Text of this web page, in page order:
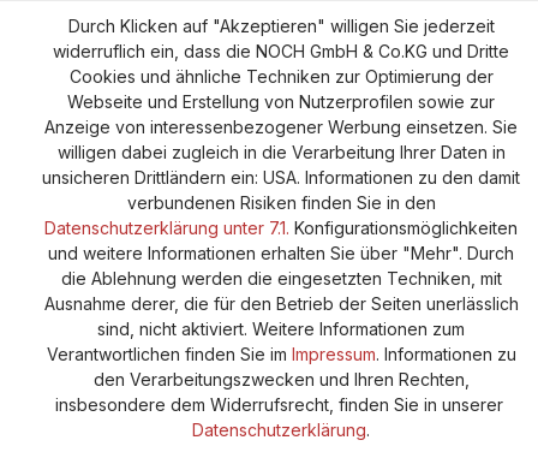
Durch Klicken auf "Akzeptieren" willigen Sie jederzeit
widerruflich ein, dass die NOCH GmbH & Co.KG und Dritte
Cookies und ähnliche Techniken zur Optimierung der
Webseite und Erstellung von Nutzerprofilen sowie zur
Anzeige von interessenbezogener Werbung einsetzen. Sie
willigen dabei zugleich in die Verarbeitung Ihrer Daten in
unsicheren Drittländern ein: USA. Informationen zu den damit
verbundenen Risiken finden Sie in den
Datenschutzerklärung unter 7.1. Konfigurationsmöglichkeiten
und weitere Informationen erhalten Sie über "Mehr". Durch
die Ablehnung werden die eingesetzten Techniken, mit
Ausnahme derer, die für den Betrieb der Seiten unerlässlich
sind, nicht aktiviert. Weitere Informationen zum
Verantwortlichen finden Sie im Impressum. Informationen zu
den Verarbeitungszwecken und Ihren Rechten,
insbesondere dem Widerrufsrecht, finden Sie in unserer
Datenschutzerklärung.